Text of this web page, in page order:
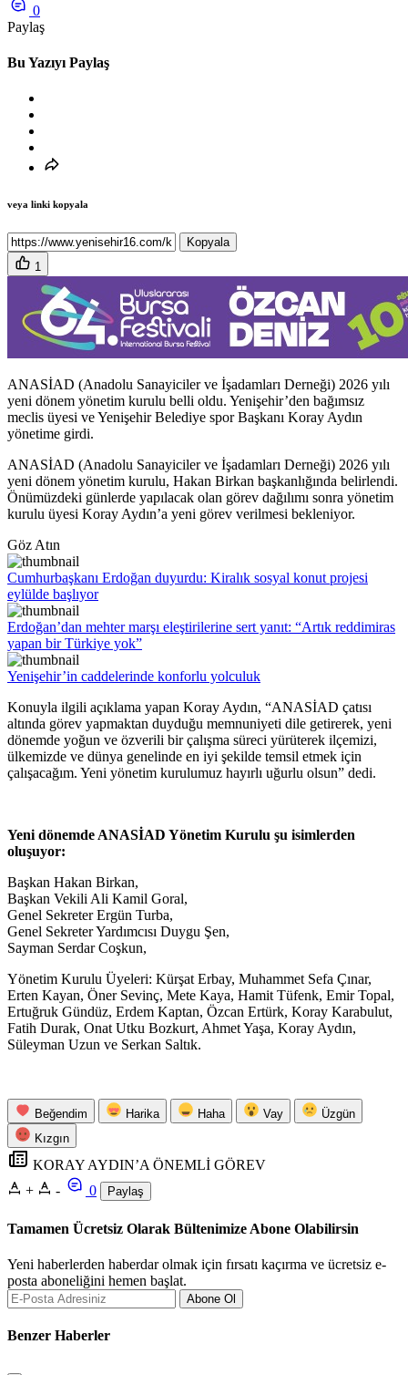
0
Paylaş
Bu Yazıyı Paylaş
veya linki kopyala
Kopyala
1
ANASİAD (Anadolu Sanayiciler ve İşadamları Derneği) 2026 yılı
yeni dönem yönetim kurulu belli oldu. Yenişehir’den bağımsız
meclis üyesi ve Yenişehir Belediye spor Başkanı Koray Aydın
yönetime girdi.
ANASİAD (Anadolu Sanayiciler ve İşadamları Derneği) 2026 yılı
yeni dönem yönetim kurulu, Hakan Birkan başkanlığında belirlendi.
Önümüzdeki günlerde yapılacak olan görev dağılımı sonra yönetim
kurulu üyesi Koray Aydın’a yeni görev verilmesi bekleniyor.
Göz Atın
Cumhurbaşkanı Erdoğan duyurdu: Kiralık sosyal konut projesi
eylülde başlıyor
Erdoğan’dan mehter marşı eleştirilerine sert yanıt: “Artık reddimiras
yapan bir Türkiye yok”
Yenişehir’in caddelerinde konforlu yolculuk
Konuyla ilgili açıklama yapan Koray Aydın, “ANASİAD çatısı
altında görev yapmaktan duyduğu memnuniyeti dile getirerek, yeni
dönemde yoğun ve özverili bir çalışma süreci yürüterek ilçemizi,
ülkemizde ve dünya genelinde en iyi şekilde temsil etmek için
çalışacağım. Yeni yönetim kurulumuz hayırlı uğurlu olsun” dedi.
Yeni dönemde ANASİAD Yönetim Kurulu şu isimlerden
oluşuyor:
Başkan Hakan Birkan,
Başkan Vekili Ali Kamil Goral,
Genel Sekreter Ergün Turba,
Genel Sekreter Yardımcısı Duygu Şen,
Sayman Serdar Coşkun,
Yönetim Kurulu Üyeleri: Kürşat Erbay, Muhammet Sefa Çınar,
Erten Kayan, Öner Sevinç, Mete Kaya, Hamit Tüfenk, Emir Topal,
Ertuğruk Gündüz, Erdem Kaptan, Özcan Ertürk, Koray Karabulut,
Fatih Durak, Onat Utku Bozkurt, Ahmet Yaşa, Koray Aydın,
Süleyman Uzun ve Serkan Saltık.
Beğendim Harika Haha Vay
Üzgün
Kızgın
KORAY AYDIN’A ÖNEMLİ GÖREV
+
- 0 Paylaş
Tamamen Ücretsiz Olarak Bültenimize Abone Olabilirsin
Yeni haberlerden haberdar olmak için fırsatı kaçırma ve ücretsiz e-
posta aboneliğini hemen başlat.
Abone Ol
Benzer Haberler